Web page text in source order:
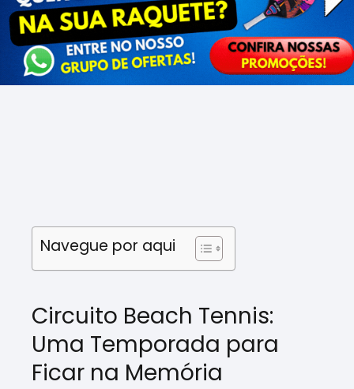
Navegue por aqui
Circuito Beach Tennis:
Uma Temporada para
Ficar na Memória